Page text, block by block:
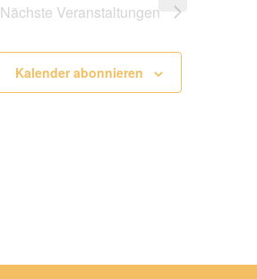
Nächste Veranstaltungen
Kalender abonnieren